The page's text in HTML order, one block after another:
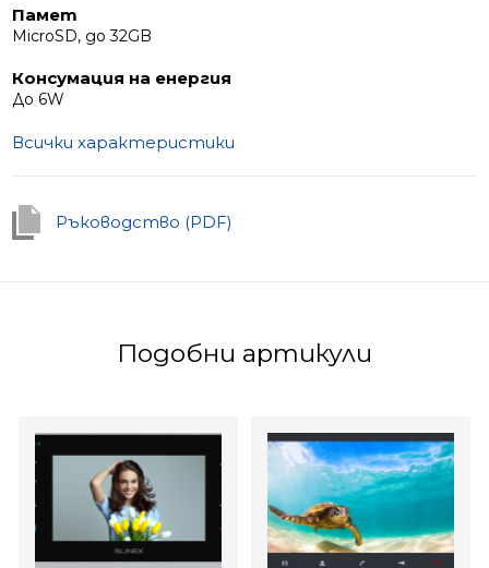
Памет
MicroSD, до 32GB
Консумация на енергия
До 6W
Всички характеристики
Ръководство (PDF)
Подобни артикули